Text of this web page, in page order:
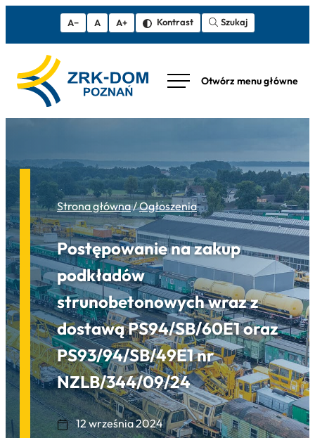
A− A A+ Kontrast Szukaj
Strona główna/Ogłoszenia
Postępowanie na zakup
podkładów
strunobetonowych wraz z
dostawą PS94/SB/60E1 oraz
PS93/94/SB/49E1 nr
NZLB/344/09/24
12 września 2024